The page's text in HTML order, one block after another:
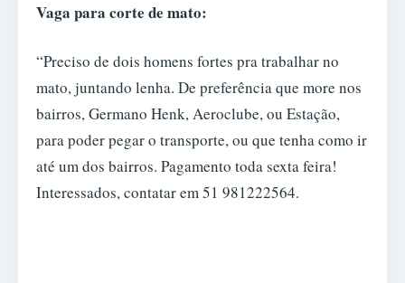
Vaga para corte de mato:
“Preciso de dois homens fortes pra trabalhar no
mato, juntando lenha. De preferência que more nos
bairros, Germano Henk, Aeroclube, ou Estação,
para poder pegar o transporte, ou que tenha como ir
até um dos bairros. Pagamento toda sexta feira!
Interessados, contatar em 51 981222564.